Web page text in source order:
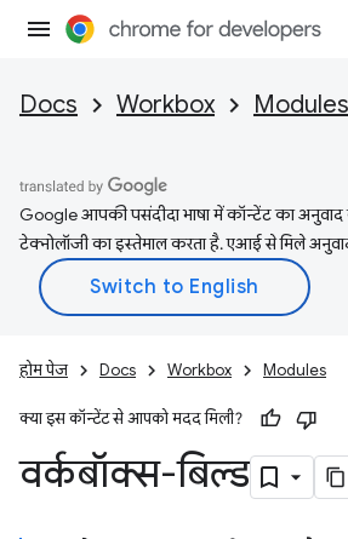
Docs Workbox Modules
Google आपकी पसंदीदा भाषा में कॉन्टेंट का
टेक्नोलॉजी का इस्तेमाल करता है. एआई से मिले
होम पेज Docs Workbox Modules
क्या इस कॉन्टेंट से आपको मदद मिली?
वर्कबॉक्स-बिल्ड